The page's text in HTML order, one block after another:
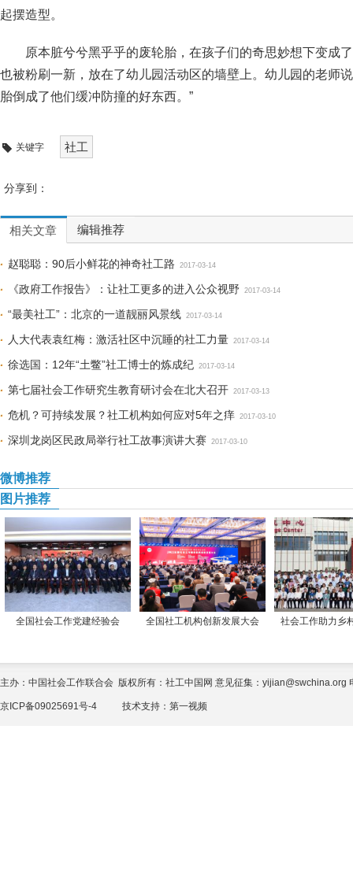
起摆造型。
原本脏兮兮黑乎乎的废轮胎，在孩子们的奇思妙想下变成
也被粉刷一新，放在了幼儿园活动区的墙壁上。幼儿园的老师
胎倒成了他们缓冲防撞的好东西。”
关键字 社工
分享到：
相关文章 编辑推荐
赵聪聪：90后小鲜花的神奇社工路 2017-03-14
《政府工作报告》：让社工更多的进入公众视野 2017-03-14
“最美社工”：北京的一道靓丽风景线 2017-03-14
人大代表袁红梅：激活社区中沉睡的社工力量 2017-03-14
徐选国：12年“土鳖”社工博士的炼成纪 2017-03-14
第七届社会工作研究生教育研讨会在北大召开 2017-03-13
危机？可持续发展？社工机构如何应对5年之痒 2017-03-10
深圳龙岗区民政局举行社工故事演讲大赛 2017-03-10
微博推荐
图片推荐
全国社会工作党建经验会 全国社工机构创新发展大会 社会工作助力乡
主办：中国社会工作联合会 版权所有：社工中国网 意见征集：yijian@swchina.org
京ICP备09025691号-4 技术支持： 第一视频